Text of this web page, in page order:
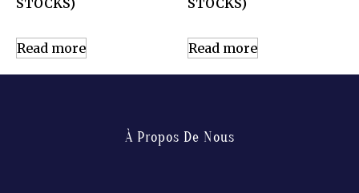
Read more Read more
À Propos De Nous